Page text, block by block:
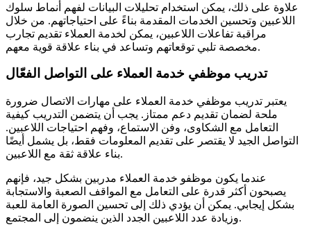
علاوة على ذلك، يمكن استخدام تحليلات البيانات لفهم أنماط سلوك
اللاعبين وتحسين الخدمات المقدمة بناءً على احتياجاتهم. من خلال
مراقبة تفاعلات اللاعبين، يمكن لخدمة العملاء تقديم تجارب
مخصصة تلبي توقعاتهم وتساعد في بناء علاقة قوية معهم.
تدريب موظفي خدمة العملاء على التواصل الفعّال
يعتبر تدريب موظفي خدمة العملاء على مهارات الاتصال ضرورة
ملحة لضمان تقديم دعم ممتاز. يجب أن يتضمن التدريب كيفية
التعامل مع الشكاوى، وفن الاستماع، وفهم احتياجات اللاعبين.
التواصل الجيد لا يقتصر على تقديم المعلومات فقط، بل يشمل أيضًا
بناء علاقة ثقة مع اللاعبين.
عندما يكون موظفو خدمة العملاء مدربين بشكل جيد، فإنهم
يصبحون أكثر قدرة على التعامل مع المواقف الصعبة والاستجابة
بشكل إيجابي. يمكن أن يؤدي ذلك إلى تحسين الصورة العامة للعبة
وزيادة عدد اللاعبين الجدد الذين ينضمون إلى المجتمع.